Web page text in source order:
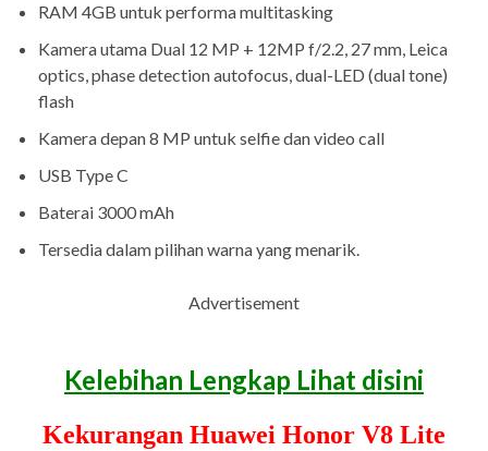
RAM 4GB untuk performa multitasking
Kamera utama Dual 12 MP + 12MP f/2.2, 27 mm, Leica
optics, phase detection autofocus, dual-LED (dual tone)
flash
Kamera depan 8 MP untuk selfie dan video call
USB Type C
Baterai 3000 mAh
Tersedia dalam pilihan warna yang menarik.
Advertisement
Kelebihan Lengkap Lihat disini
Kekurangan Huawei Honor V8 Lite